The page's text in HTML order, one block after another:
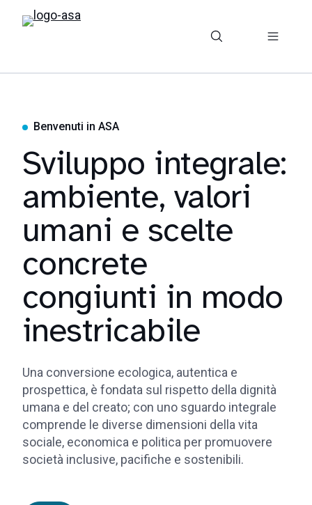
Benvenuti in ASA
Sviluppo integrale:
ambiente, valori
umani e scelte
concrete
congiunti in modo
inestricabile
Una conversione ecologica, autentica e
prospettica, è fondata sul rispetto della dignità
umana e del creato; con uno sguardo integrale
comprende le diverse dimensioni della vita
sociale, economica e politica per promuovere
società inclusive, pacifiche e sostenibili.